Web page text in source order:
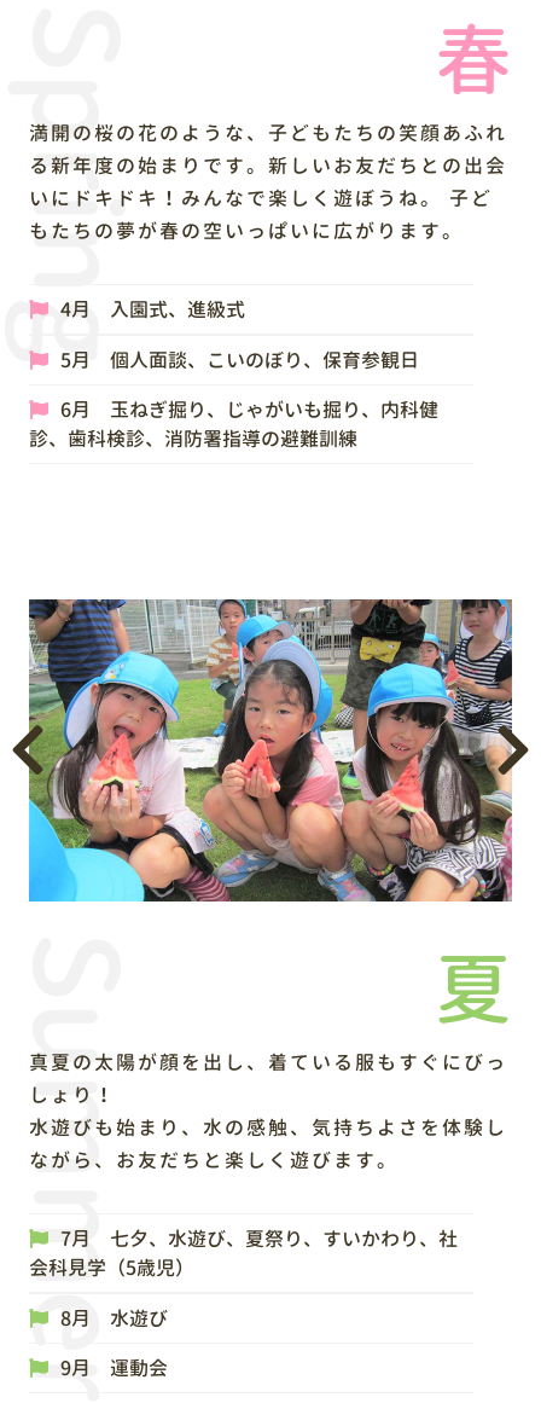
春
満開の桜の花のような、子どもたちの笑顔あふれ
る新年度の始まりです。新しいお友だちとの出会
いにドキドキ！みんなで楽しく遊ぼうね。 子ど
もたちの夢が春の空いっぱいに広がります。
4月 入園式、進級式
5月 個人面談、こいのぼり、保育参観日
6月 玉ねぎ掘り、じゃがいも掘り、内科健
診、歯科検診、消防署指導の避難訓練
夏
真夏の太陽が顔を出し、着ている服もすぐにびっ
しょり！
水遊びも始まり、水の感触、気持ちよさを体験し
ながら、お友だちと楽しく遊びます。
7月 七夕、水遊び、夏祭り、すいかわり、社
会科見学（5歳児）
8月 水遊び
9月 運動会